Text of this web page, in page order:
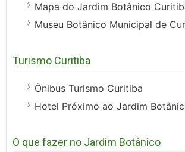
Mapa do Jardim Botânico
Museu Botânico Municipal de
Turismo Curitiba
Ônibus Turismo Curitiba
Hotel Próximo ao Jardim
O que fazer no Jardim Botânico